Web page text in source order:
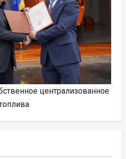
централизованное